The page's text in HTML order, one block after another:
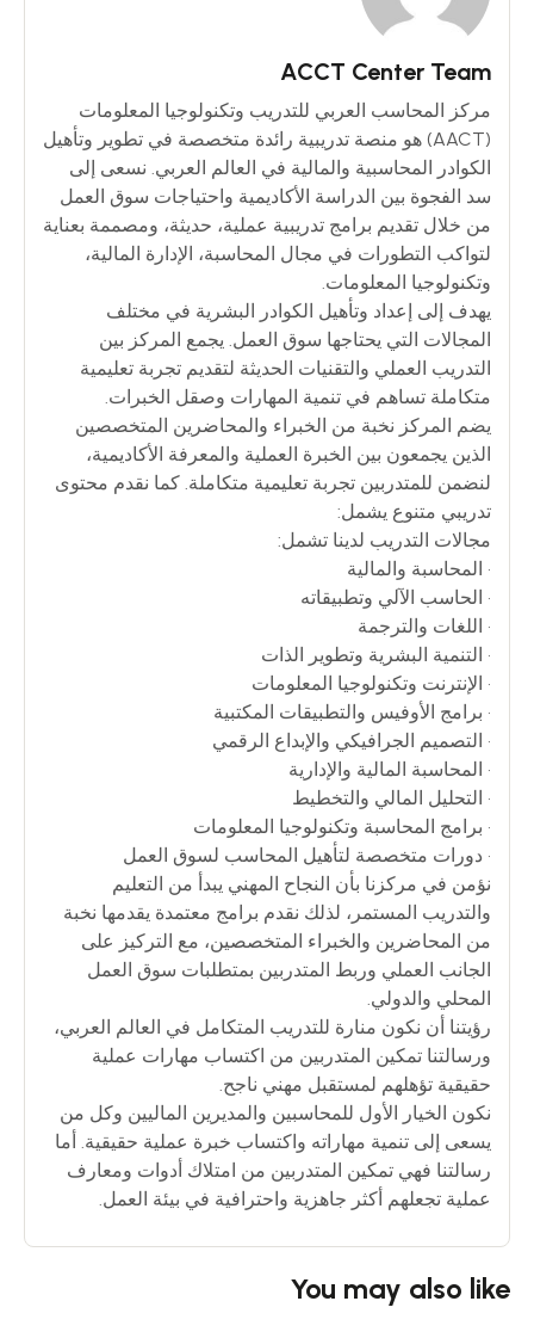
ACCT Center Team
مركز المحاسب العربي للتدريب وتكنولوجيا المعلومات
(AACT) هو منصة تدريبية رائدة متخصصة في تطوير وتأهيل
الكوادر المحاسبية والمالية في العالم العربي. نسعى إلى
سد الفجوة بين الدراسة الأكاديمية واحتياجات سوق العمل
من خلال تقديم برامج تدريبية عملية، حديثة، ومصممة بعناية
لتواكب التطورات في مجال المحاسبة، الإدارة المالية،
وتكنولوجيا المعلومات.
يهدف إلى إعداد وتأهيل الكوادر البشرية في مختلف
المجالات التي يحتاجها سوق العمل. يجمع المركز بين
التدريب العملي والتقنيات الحديثة لتقديم تجربة تعليمية
متكاملة تساهم في تنمية المهارات وصقل الخبرات.
يضم المركز نخبة من الخبراء والمحاضرين المتخصصين
الذين يجمعون بين الخبرة العملية والمعرفة الأكاديمية،
لنضمن للمتدربين تجربة تعليمية متكاملة. كما نقدم محتوى
تدريبي متنوع يشمل:
مجالات التدريب لدينا تشمل:
• المحاسبة والمالية
• الحاسب الآلي وتطبيقاته
• اللغات والترجمة
• التنمية البشرية وتطوير الذات
• الإنترنت وتكنولوجيا المعلومات
• برامج الأوفيس والتطبيقات المكتبية
• التصميم الجرافيكي والإبداع الرقمي
• المحاسبة المالية والإدارية
• التحليل المالي والتخطيط
• برامج المحاسبة وتكنولوجيا المعلومات
• دورات متخصصة لتأهيل المحاسب لسوق العمل
نؤمن في مركزنا بأن النجاح المهني يبدأ من التعليم
والتدريب المستمر، لذلك نقدم برامج معتمدة يقدمها نخبة
من المحاضرين والخبراء المتخصصين، مع التركيز على
الجانب العملي وربط المتدربين بمتطلبات سوق العمل
المحلي والدولي.
رؤيتنا أن نكون منارة للتدريب المتكامل في العالم العربي،
ورسالتنا تمكين المتدربين من اكتساب مهارات عملية
حقيقية تؤهلهم لمستقبل مهني ناجح.
نكون الخيار الأول للمحاسبين والمديرين الماليين وكل من
يسعى إلى تنمية مهاراته واكتساب خبرة عملية حقيقية. أما
رسالتنا فهي تمكين المتدربين من امتلاك أدوات ومعارف
عملية تجعلهم أكثر جاهزية واحترافية في بيئة العمل.
You may also like